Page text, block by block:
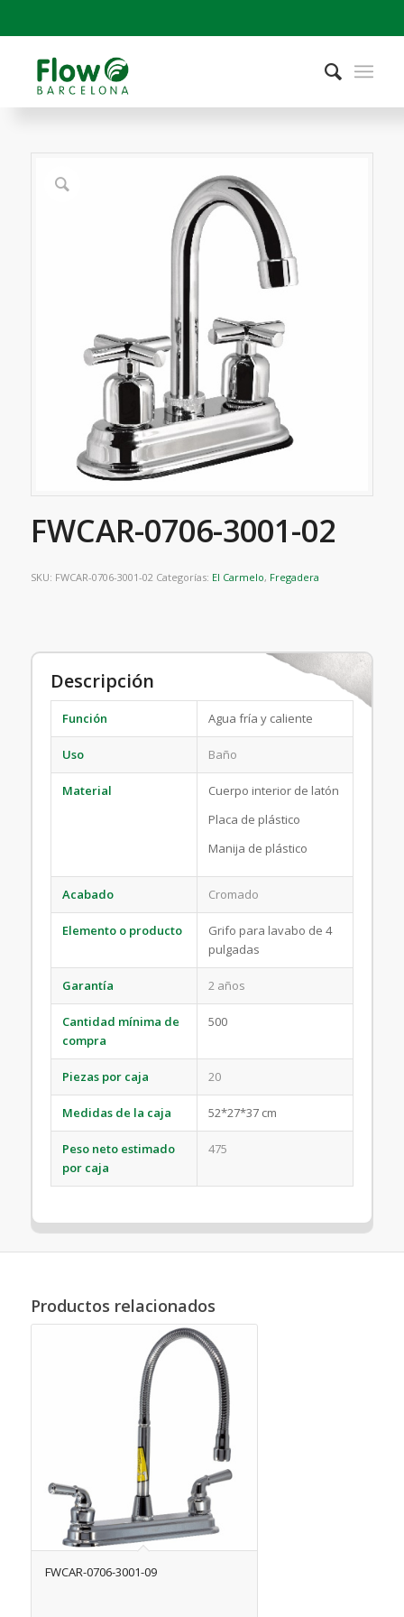
FWCAR-0706-3001-02
SKU: FWCAR-0706-3001-02 Categorías: El Carmelo, Fregadera
Descripción
Función Agua fría y caliente
Uso Baño
Material
Cuerpo interior de latón
Placa de plástico
Manija de plástico
Acabado Cromado
Elemento o producto
Grifo para lavabo de 4
pulgadas
Garantía 2 años
Cantidad mínima de
compra
500
Piezas por caja 20
Medidas de la caja 52*27*37 cm
Peso neto estimado
por caja
475
Productos relacionados
FWCAR-0706-3001-09